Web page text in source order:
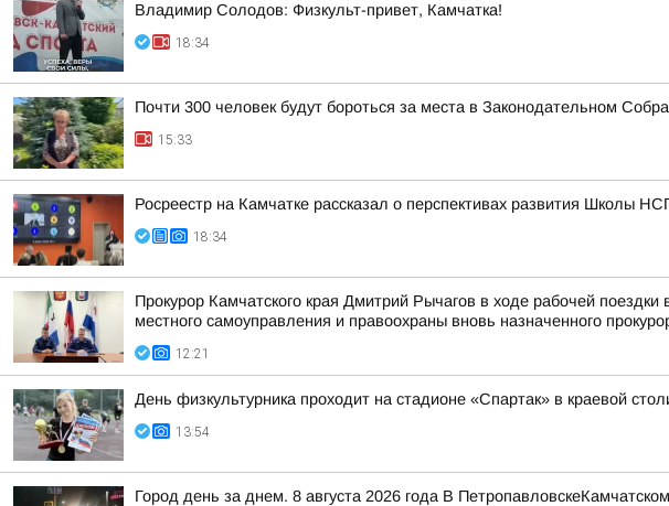
Владимир Солодов: Физкульт-привет, Камчатка!
18:34
Почти 300 человек будут бороться за места в Законодательном
15:33
Росреестр на Камчатке рассказал о перспективах развития Школы
18:34
Прокурор Камчатского края Дмитрий Рычагов в ходе рабочей
местного самоуправления и правоохраны вновь назначенного
12:21
День физкультурника проходит на стадионе «Спартак» в краевой
13:54
Город день за днем. 8 августа 2026 года В